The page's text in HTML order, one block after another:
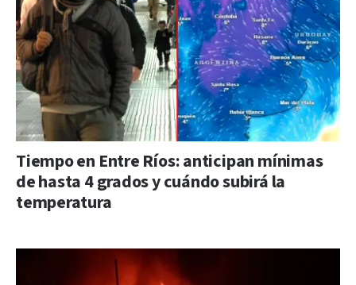
Tiempo en Entre Ríos: anticipan mínimas
de hasta 4 grados y cuándo subirá la
temperatura